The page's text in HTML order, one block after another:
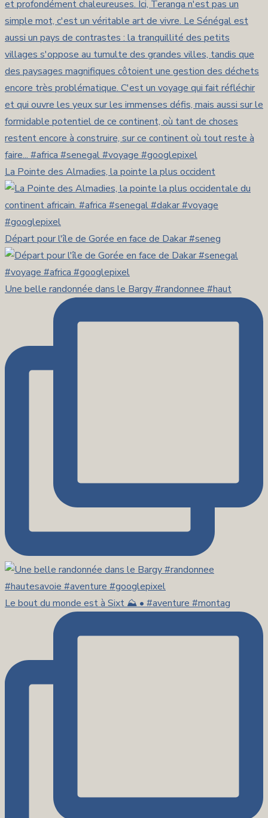
La Pointe des Almadies, la pointe la plus occident
Départ pour l'île de Gorée en face de Dakar #seneg
Une belle randonnée dans le Bargy #randonnee #haut
Le bout du monde est à Sixt ⛰️ • #aventure #montag